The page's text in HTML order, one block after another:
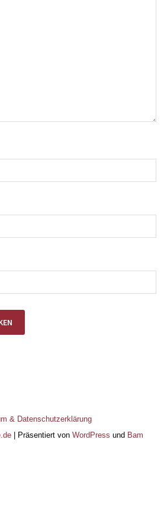
& Datenschutzerklärung
| Präsentiert vonWordPress und Bam